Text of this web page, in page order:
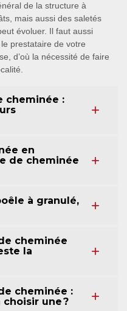
de la structure à
mais aussi des saletés
évoluer. Il faut aussi
prestataire de votre
d’où la nécessité de faire
cheminée :
en
de cheminée
à granulé,
cheminée
la
cheminée :
une ?